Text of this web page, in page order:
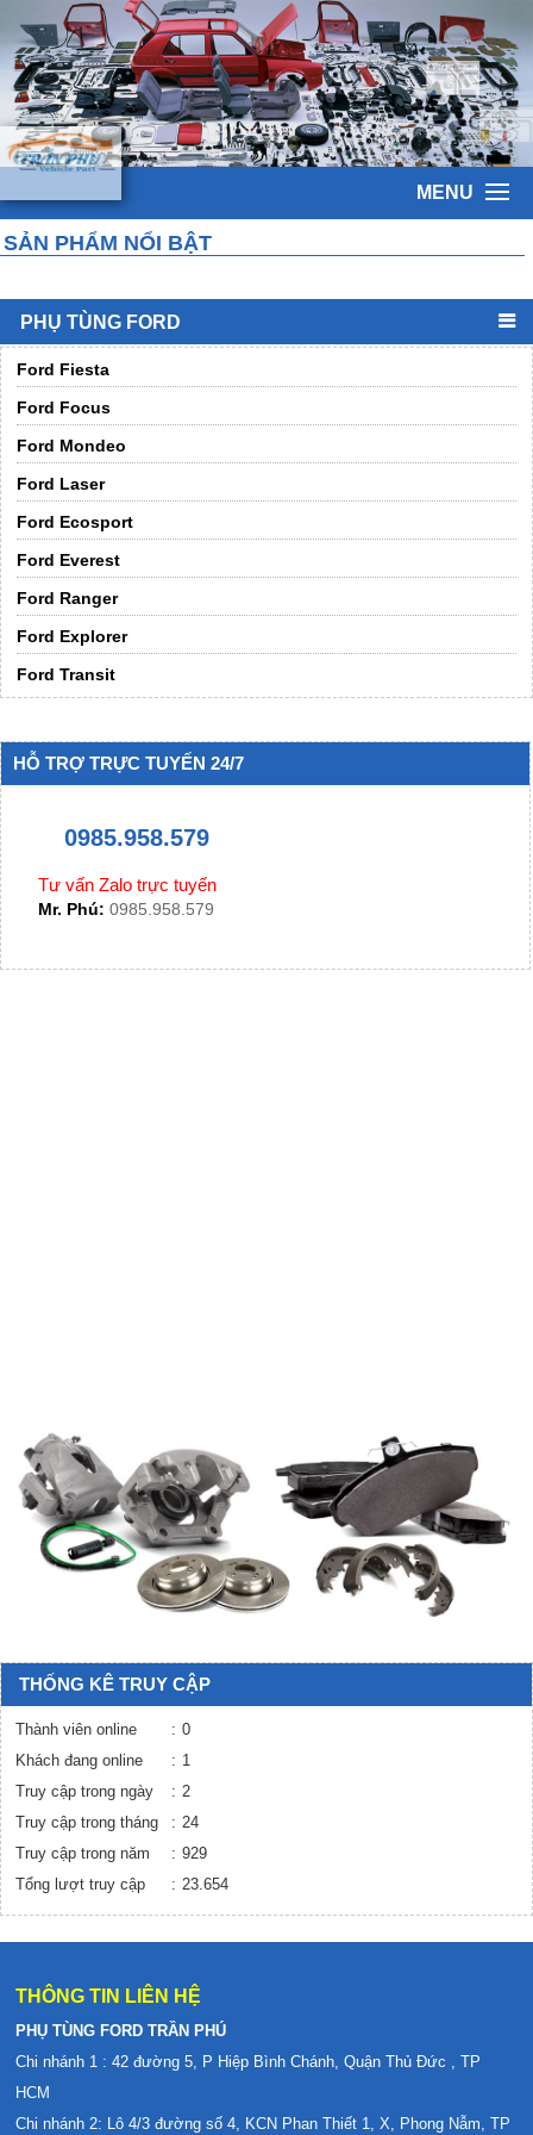
MENU
SẢN PHẨM NỔI BẬT
PHỤ TÙNG FORD
Ford Fiesta
Ford Focus
Ford Mondeo
Ford Laser
Ford Ecosport
Ford Everest
Ford Ranger
Ford Explorer
Ford Transit
HỖ TRỢ TRỰC TUYẾN 24/7
0985.958.579
Tư vấn Zalo trực tuyến
Mr. Phú: 0985.958.579
THỐNG KÊ TRUY CẬP
Thành viên online
0
Khách đang online
1
Truy cập trong ngày
2
Truy cập trong tháng
24
Truy cập trong năm
929
Tổng lượt truy cập
23.654
THÔNG TIN LIÊN HỆ
PHỤ TÙNG FORD TRẦN PHÚ
Chi nhánh 1 : 42 đường 5, P Hiệp Bình Chánh, Quận Thủ Đức , TP
HCM
Chi nhánh 2: Lô 4/3 đường số 4, KCN Phan Thiết 1, X, Phong Nẫm, TP